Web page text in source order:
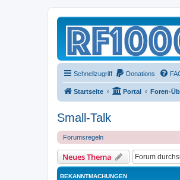
Schnellzugriff Donations
Startseite Portal Foren-
Small-Talk
Forumsregeln
Neues Thema
BEKANNTMACHUNGEN